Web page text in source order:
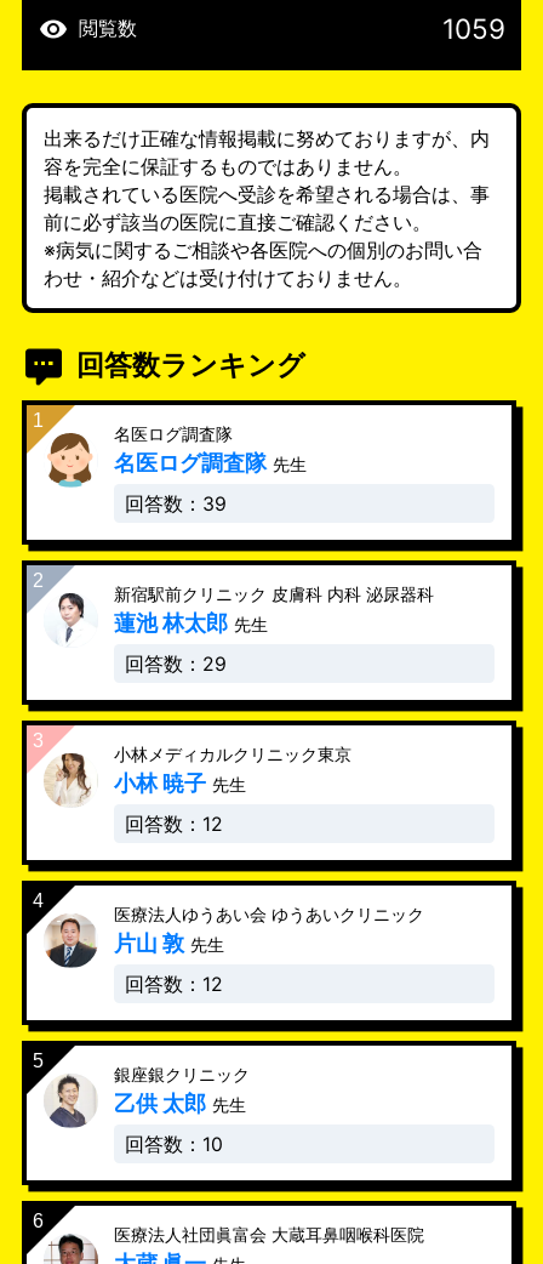
閲覧数 1059
出来るだけ正確な情報掲載に努めておりますが、内
容を完全に保証するものではありません。
掲載されている医院へ受診を希望される場合は、事
前に必ず該当の医院に直接ご確認ください。
※病気に関するご相談や各医院への個別のお問い合
わせ・紹介などは受け付けておりません。
回答数ランキング
名医ログ調査隊
名医ログ調査隊 先生
回答数：39
新宿駅前クリニック 皮膚科 内科 泌尿器科
蓮池 林太郎 先生
回答数：29
小林メディカルクリニック東京
小林 暁子 先生
回答数：12
医療法人ゆうあい会 ゆうあいクリニック
片山 敦 先生
回答数：12
銀座銀クリニック
乙供 太郎 先生
回答数：10
医療法人社団眞富会 大蔵耳鼻咽喉科医院